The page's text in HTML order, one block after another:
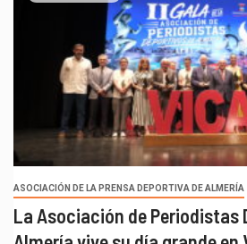
ASOCIACIÓN DE LA PRENSA DEPORTIVA DE ALMERÍA
La Asociación de Periodistas